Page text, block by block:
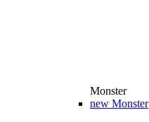
Monster
new Monster